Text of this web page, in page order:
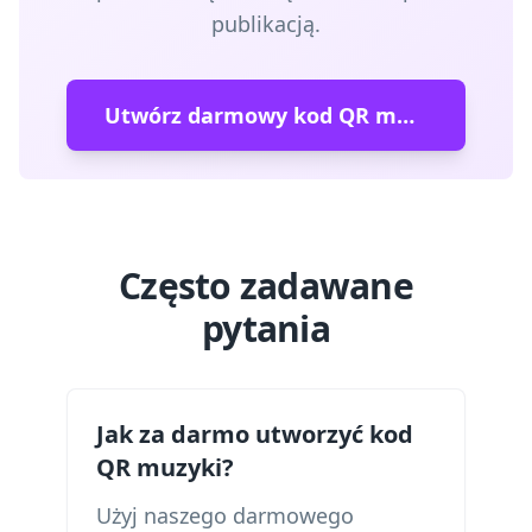
publikacją.
Utwórz darmowy kod QR muzyki →
Często zadawane
pytania
Jak za darmo utworzyć kod
QR muzyki?
Użyj naszego darmowego